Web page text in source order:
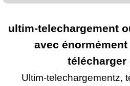
ultim-telechargement
avec
télécharger
Ultim-telechargementz,